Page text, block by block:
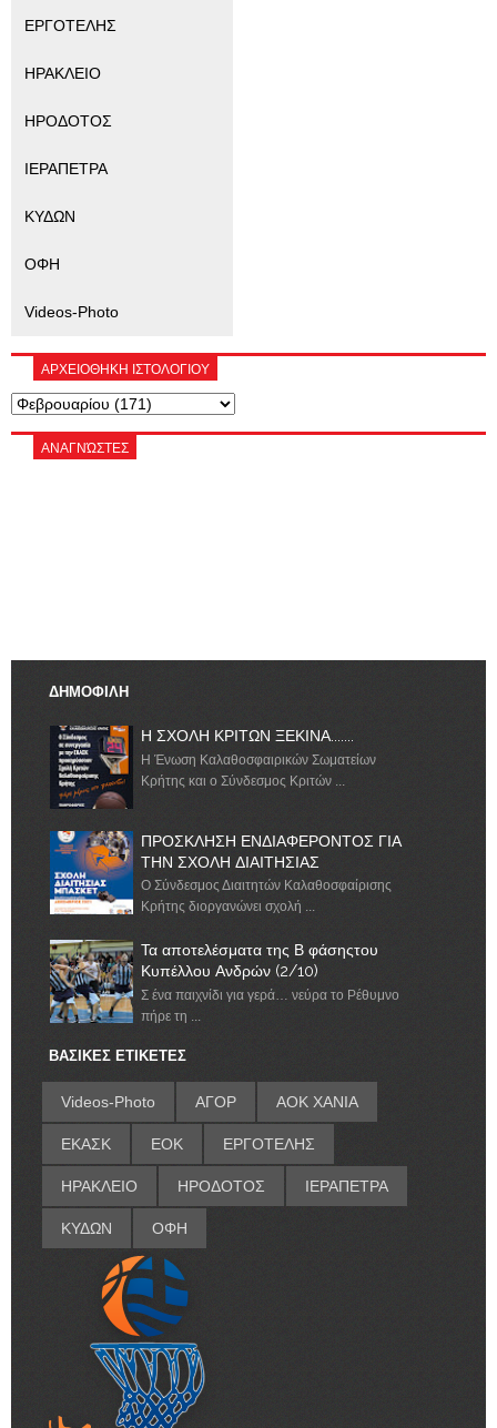
ΕΡΓΟΤΕΛΗΣ
ΗΡΑΚΛΕΙΟ
ΗΡΟΔΟΤΟΣ
ΙΕΡΑΠΕΤΡΑ
ΚΥΔΩΝ
ΟΦΗ
Videos-Photo
ΑΡΧΕΙΟΘΗΚΗ ΙΣΤΟΛΟΓΙΟΥ
ΑΝΑΓΝΏΣΤΕΣ
ΔΗΜΟΦΙΛΗ
Η ΣΧΟΛΗ ΚΡΙΤΩΝ ΞΕΚΙΝΑ.......
Η Ένωση Καλαθοσφαιρικών Σωματείων
Κρήτης και ο Σύνδεσμος Κριτών ...
ΠΡΟΣΚΛΗΣΗ ΕΝΔΙΑΦΕΡΟΝΤΟΣ ΓΙΑ
ΤΗΝ ΣΧΟΛΗ ΔΙΑΙΤΗΣΙΑΣ
Ο Σύνδεσμος Διαιτητών Καλαθοσφαίρισης
Κρήτης διοργανώνει σχολή ...
Τα αποτελέσματα της Β φάσηςτου
Κυπέλλου Ανδρών (2/10)
Σ ένα παιχνίδι για γερά… νεύρα το Ρέθυμνο
πήρε τη ...
ΒΑΣΙΚΕΣ ΕΤΙΚΕΤΕΣ
Videos-Photo ΑΓΟΡ ΑΟΚ ΧΑΝΙΑ
ΕΚΑΣΚ ΕΟΚ ΕΡΓΟΤΕΛΗΣ
ΗΡΑΚΛΕΙΟ ΗΡΟΔΟΤΟΣ ΙΕΡΑΠΕΤΡΑ
ΚΥΔΩΝ ΟΦΗ